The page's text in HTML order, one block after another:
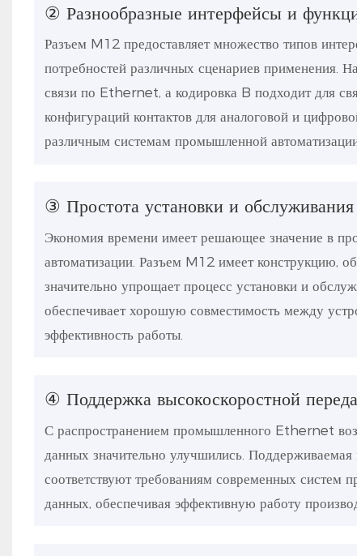
② Разнообразные интерфейсы и
Разъем M12 предоставляет множество типов
потребностей различных сценариев применения.
связи по Ethernet, а кодировка B подходит для
конфигураций контактов для аналоговой и
различным системам промышленной
③ Простота установки и обслуживания
Экономия времени имеет решающее значение в
автоматизации. Разъем M12 имеет конструкцию,
значительно упрощает процесс установки и
обеспечивает хорошую совместимость между
эффективность работы.
④ Поддержка высокоскоростной
С распространением промышленного Ethernet
данных значительно улучшились.
соответствуют требованиям современных систем
данных, обеспечивая эффективную работу